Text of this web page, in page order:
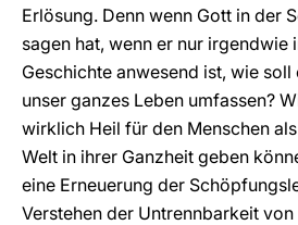
Erlösung. Denn wenn Gott in der
sagen hat, wenn er nur irgendwie
Geschichte anwesend ist, wie
unser ganzes Leben umfassen?
wirklich Heil für den Menschen
Welt in ihrer Ganzheit geben
eine Erneuerung der
Verstehen der Untrennbarkeit